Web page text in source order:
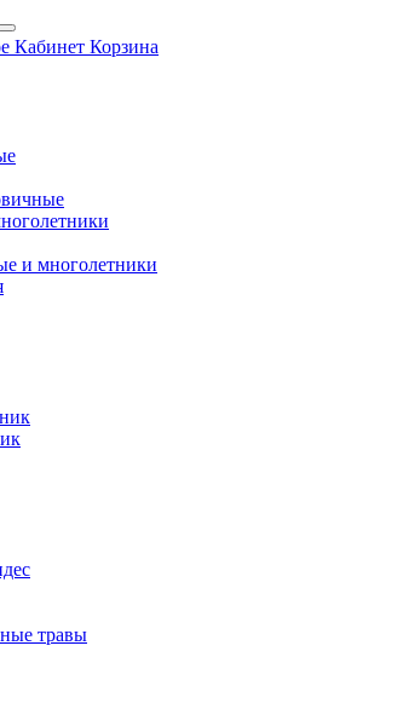
Кабинет Корзина
и многолетники
травы